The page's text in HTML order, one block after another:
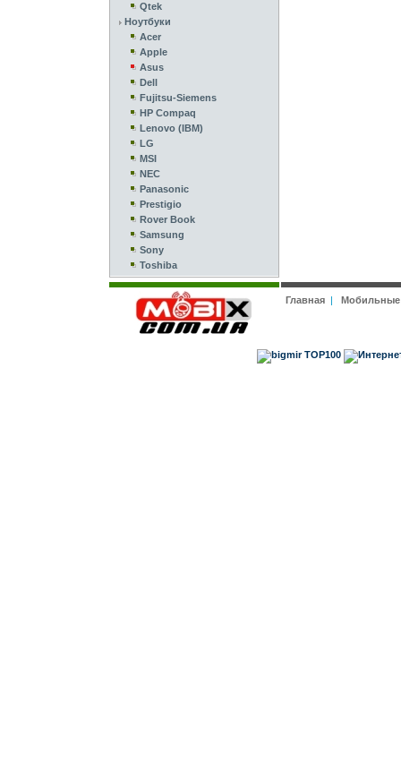
Qtek
Ноутбуки
Acer
Apple
Asus
Dell
Fujitsu-Siemens
HP Compaq
Lenovo (IBM)
LG
MSI
NEC
Panasonic
Prestigio
Rover Book
Samsung
Sony
Toshiba
Главная|